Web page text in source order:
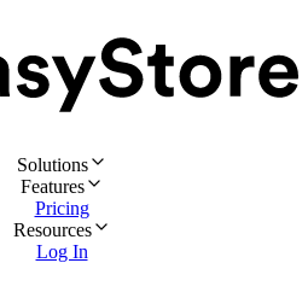
Solutions
Features
Pricing
Resources
Log In